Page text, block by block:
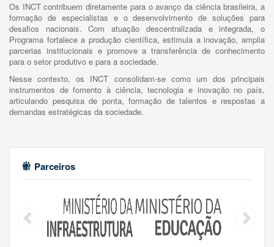
Os INCT contribuem diretamente para o avanço da ciência brasileira, a
formação de especialistas e o desenvolvimento de soluções para
desafios nacionais. Com atuação descentralizada e integrada, o
Programa fortalece a produção científica, estimula a inovação, amplia
parcerias institucionais e promove a transferência de conhecimento
para o setor produtivo e para a sociedade.
Nesse contexto, os INCT consolidam-se como um dos principais
instrumentos de fomento à ciência, tecnologia e inovação no país,
articulando pesquisa de ponta, formação de talentos e respostas a
demandas estratégicas da sociedade.
Parceiros